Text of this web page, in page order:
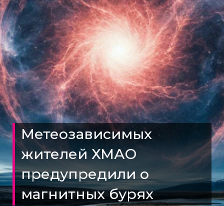
Метеозависимых
жителей ХМАО
предупредили о
магнитных бурях